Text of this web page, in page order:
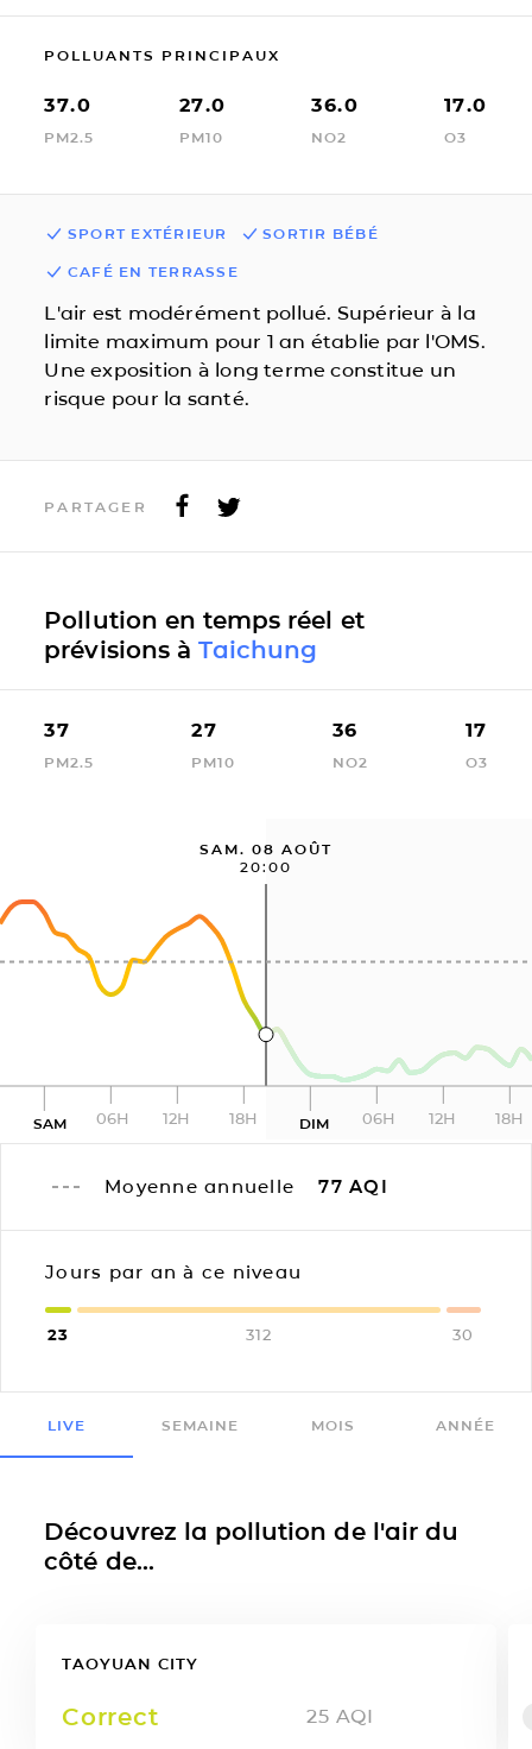
POLLUANTS PRINCIPAUX
37.0
PM2.5
27.0
PM10
36.0
NO2
17.0
O3
SPORT EXTÉRIEUR SORTIR BÉBÉ
CAFÉ EN TERRASSE
L'air est modérément pollué. Supérieur à la
limite maximum pour 1 an établie par l'OMS.
Une exposition à long terme constitue un
risque pour la santé.
PARTAGER
Pollution en temps réel et
prévisions à Taichung
37
PM2.5
27
PM10
36
NO2
17
O3
SAM. 08 AOÛT
20:00
SAM 06H 12H 18H DIM 06H 12H 18H
Moyenne annuelle 77 AQI
Jours par an à ce niveau
23 312 30
LIVE SEMAINE MOIS ANNÉE
Découvrez la pollution de l'air du
côté de...
TAOYUAN CITY
Correct 25 AQI